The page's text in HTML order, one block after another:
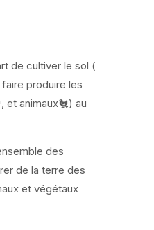
de cultiver le sol (
produire les
et animaux🐔) au
des
de la terre des
et végétaux